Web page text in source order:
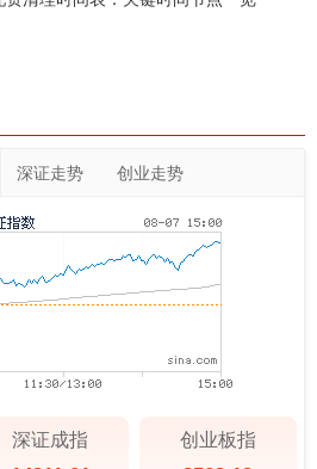
深证走势 创业走势
深证成指 创业板指